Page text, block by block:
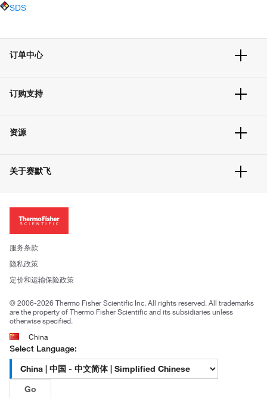
SDS
订单中心
大宗订制
订购支持
联系我们
隐私政策
资源
促销信息
关于赛默飞
新闻
社会责任
服务条款
隐私政策
定价和运输保险政策
© 2006-2026 Thermo Fisher Scientific Inc. All rights reserved. All trademarks
are the property of Thermo Fisher Scientific and its subsidiaries unless
otherwise specified.
China
Select Language:
Go